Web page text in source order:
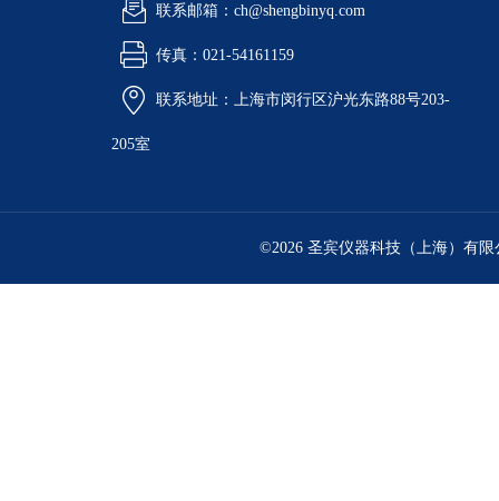
联系邮箱：ch@shengbinyq.com
传真：021-54161159
联系地址：上海市闵行区沪光东路88号203-
205室
©2026 圣宾仪器科技（上海）有